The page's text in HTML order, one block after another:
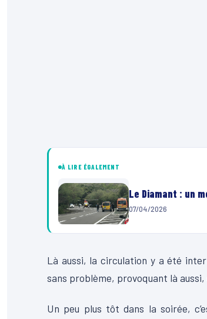
À LIRE ÉGALEMENT
Le Diamant : un
07/04/2026
Là aussi, la circulation y a été
sans problème, provoquant là
Un peu plus tôt dans la soirée,